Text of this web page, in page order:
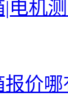
电机
价